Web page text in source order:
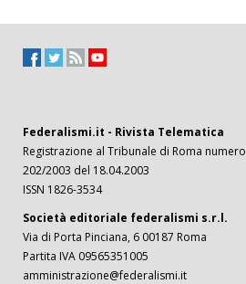
Federalismi.it - Rivista Telematica
Registrazione al Tribunale di Roma numero
202/2003 del 18.04.2003
ISSN 1826-3534
Società editoriale federalismi s.r.l.
Via di Porta Pinciana, 6 00187 Roma
Partita IVA 09565351005
amministrazione@federalismi.it